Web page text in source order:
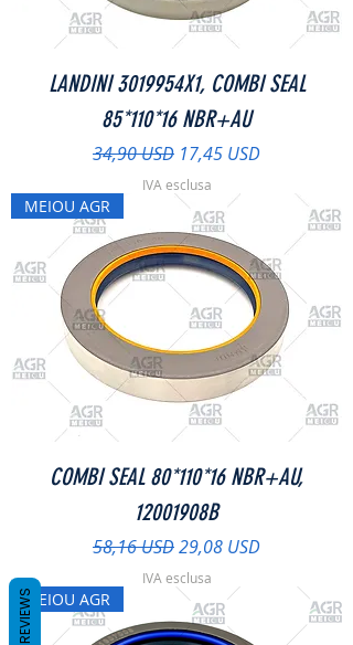
LANDINI 3019954X1, COMBI SEAL
85*110*16 NBR+AU
Prezzo regolare
34,90 USD Prezzo scontato
17,45 USD
IVA esclusa
MEIOU AGR
COMBI SEAL 80*110*16 NBR+AU,
12001908B
Prezzo regolare
58,16 USDPrezzo scontato
29,08 USD
IVA esclusa
MEIOU AGR
REVIEWS